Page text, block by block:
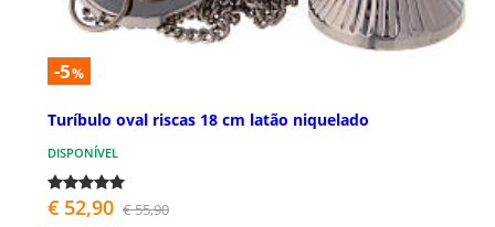
-5%
Turíbulo oval riscas 18 cm latão niquelado
DISPONÍVEL
€ 52,90 € 55,90